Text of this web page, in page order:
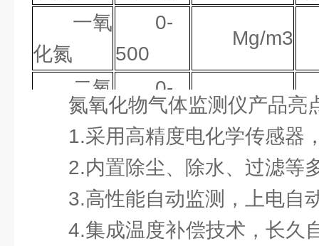
一氧
化氮
0-
500
Mg/m3
二氧
化氮
0-
500
Mg/m3
氮氧
化合物
0-
500
Mg/m3
氧气
0-
Mg/m3
氮氧化物气体监测仪产品亮
1.采用高精度电化学传感器
2.内置除尘、除水、过滤等
3.高性能自动监测，上电自
4.集成温度补偿技术，长久